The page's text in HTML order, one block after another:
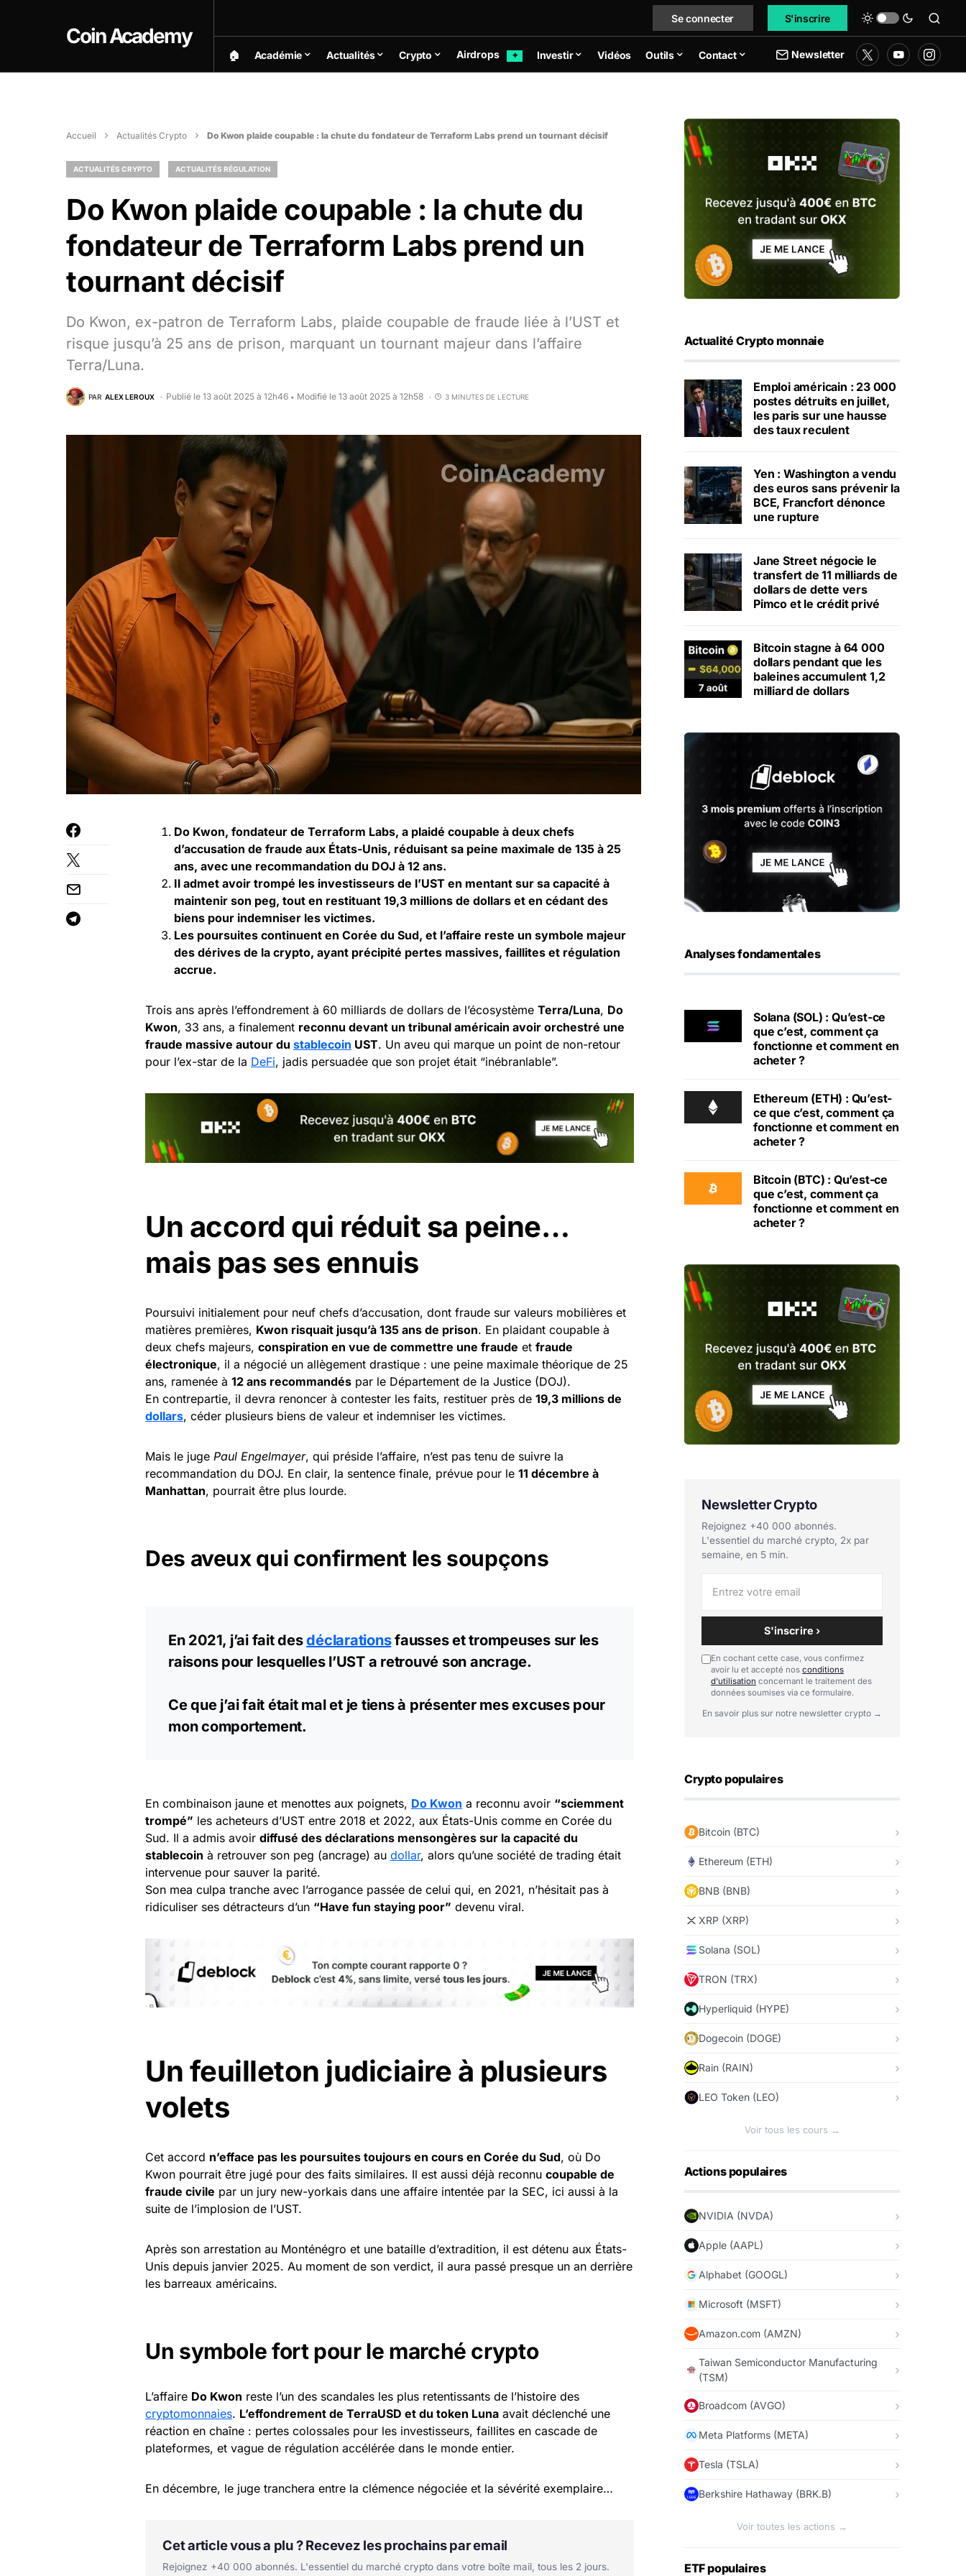
Coin Academy
Se connecter S'inscrire
🏠︎ Académie Actualités Crypto Airdrops ✦ Investir Vidéos Outils Contact Newsletter
Accueil Actualités Crypto Do Kwon plaide coupable : la chute du fondateur de Terraform Labs prend un tournant décisif
ACTUALITÉS CRYPTO ACTUALITÉS RÉGULATION
Do Kwon plaide coupable : la chute du
fondateur de Terraform Labs prend un
tournant décisif
Do Kwon, ex-patron de Terraform Labs, plaide coupable de fraude liée à l’UST et
risque jusqu’à 25 ans de prison, marquant un tournant majeur dans l’affaire
Terra/Luna.
PAR ALEX LEROUX Publié le 13 août 2025 à 12h46 • Modifié le 13 août 2025 à 12h58 3 MINUTES DE LECTURE
Do Kwon, fondateur de Terraform Labs, a plaidé coupable à deux chefs
d’accusation de fraude aux États-Unis, réduisant sa peine maximale de 135 à 25
ans, avec une recommandation du DOJ à 12 ans.
Il admet avoir trompé les investisseurs de l’UST en mentant sur sa capacité à
maintenir son peg, tout en restituant 19,3 millions de dollars et en cédant des
biens pour indemniser les victimes.
Les poursuites continuent en Corée du Sud, et l’affaire reste un symbole majeur
des dérives de la crypto, ayant précipité pertes massives, faillites et régulation
accrue.
Trois ans après l’effondrement à 60 milliards de dollars de l’écosystème Terra/Luna, Do
Kwon, 33 ans, a finalement reconnu devant un tribunal américain avoir orchestré une
fraude massive autour du stablecoin UST. Un aveu qui marque un point de non-retour
pour l’ex-star de la DeFi, jadis persuadée que son projet était “inébranlable”.
Un accord qui réduit sa peine…
mais pas ses ennuis
Poursuivi initialement pour neuf chefs d’accusation, dont fraude sur valeurs mobilières et
matières premières, Kwon risquait jusqu’à 135 ans de prison. En plaidant coupable à
deux chefs majeurs, conspiration en vue de commettre une fraude et fraude
électronique, il a négocié un allègement drastique : une peine maximale théorique de 25
ans, ramenée à 12 ans recommandés par le Département de la Justice (DOJ).
En contrepartie, il devra renoncer à contester les faits, restituer près de 19,3 millions de
dollars, céder plusieurs biens de valeur et indemniser les victimes.
Mais le juge Paul Engelmayer, qui préside l’affaire, n’est pas tenu de suivre la
recommandation du DOJ. En clair, la sentence finale, prévue pour le 11 décembre à
Manhattan, pourrait être plus lourde.
Des aveux qui confirment les soupçons
En 2021, j’ai fait desdéclarationsfausses et trompeuses sur les
raisons pour lesquelles l’UST a retrouvé son ancrage.
Ce que j’ai fait était mal et je tiens à présenter mes excuses pour
mon comportement.
En combinaison jaune et menottes aux poignets, Do Kwon a reconnu avoir “sciemment
trompé” les acheteurs d’UST entre 2018 et 2022, aux États-Unis comme en Corée du
Sud. Il a admis avoir diffusé des déclarations mensongères sur la capacité du
stablecoin à retrouver son peg (ancrage) au dollar, alors qu’une société de trading était
intervenue pour sauver la parité.
Son mea culpa tranche avec l’arrogance passée de celui qui, en 2021, n’hésitait pas à
ridiculiser ses détracteurs d’un “Have fun staying poor” devenu viral.
Un feuilleton judiciaire à plusieurs
volets
Cet accord n’efface pas les poursuites toujours en cours en Corée du Sud, où Do
Kwon pourrait être jugé pour des faits similaires. Il est aussi déjà reconnu coupable de
fraude civile par un jury new-yorkais dans une affaire intentée par la SEC, ici aussi à la
suite de l’implosion de l’UST.
Après son arrestation au Monténégro et une bataille d’extradition, il est détenu aux États-
Unis depuis janvier 2025. Au moment de son verdict, il aura passé presque un an derrière
les barreaux américains.
Un symbole fort pour le marché crypto
L’affaire Do Kwon reste l’un des scandales les plus retentissants de l’histoire des
cryptomonnaies. L’effondrement de TerraUSD et du token Luna avait déclenché une
réaction en chaîne : pertes colossales pour les investisseurs, faillites en cascade de
plateformes, et vague de régulation accélérée dans le monde entier.
En décembre, le juge tranchera entre la clémence négociée et la sévérité exemplaire…
Cet article vous a plu ? Recevez les prochains par email
Rejoignez +40 000 abonnés. L'essentiel du marché crypto dans votre boîte mail, tous les 2 jours.
Actualité Crypto monnaie
Emploi américain : 23 000
postes détruits en juillet,
les paris sur une hausse
des taux reculent
Yen : Washington a vendu
des euros sans prévenir la
BCE, Francfort dénonce
une rupture
Jane Street négocie le
transfert de 11 milliards de
dollars de dette vers
Pimco et le crédit privé
Bitcoin stagne à 64 000
dollars pendant que les
baleines accumulent 1,2
milliard de dollars
Analyses fondamentales
Solana (SOL) : Qu’est-ce
que c’est, comment ça
fonctionne et comment en
acheter ?
Ethereum (ETH) : Qu’est-
ce que c’est, comment ça
fonctionne et comment en
acheter ?
Bitcoin (BTC) : Qu’est-ce
que c’est, comment ça
fonctionne et comment en
acheter ?
Newsletter Crypto
Rejoignez +40 000 abonnés.
L'essentiel du marché crypto, 2x par
semaine, en 5 min.
S'inscrire ›
En cochant cette case, vous confirmez
avoir lu et accepté nos conditions
d'utilisation concernant le traitement des
données soumises via ce formulaire.
En savoir plus sur notre newsletter crypto →
Crypto populaires
Bitcoin (BTC)
Ethereum (ETH)
BNB (BNB)
XRP (XRP)
Solana (SOL)
TRON (TRX)
Hyperliquid (HYPE)
Dogecoin (DOGE)
Rain (RAIN)
LEO Token (LEO)
Voir tous les cours →
Actions populaires
NVIDIA (NVDA)
Apple (AAPL)
Alphabet (GOOGL)
Microsoft (MSFT)
Amazon.com (AMZN)
Taiwan Semiconductor Manufacturing
(TSM)
Broadcom (AVGO)
Meta Platforms (META)
Tesla (TSLA)
Berkshire Hathaway (BRK.B)
Voir toutes les actions →
ETF populaires